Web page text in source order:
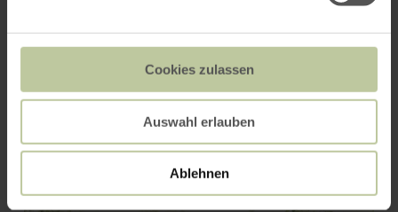
Cookies zulassen
Auswahl erlauben
Ablehnen
Hasenberghof - Dr. Axe
Stiftung Kronenburg